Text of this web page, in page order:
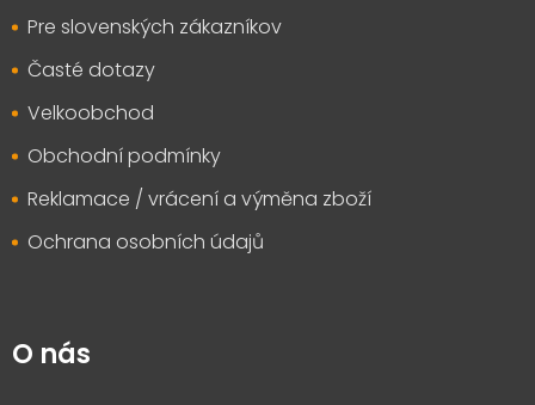
Pre slovenských zákazníkov
Časté dotazy
Velkoobchod
Obchodní podmínky
Reklamace / vrácení a výměna zboží
Ochrana osobních údajů
O nás